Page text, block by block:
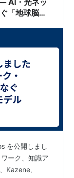
AI・光ネッ
「地球脳
を公開しまし
ーク、知識ア
Kazene、